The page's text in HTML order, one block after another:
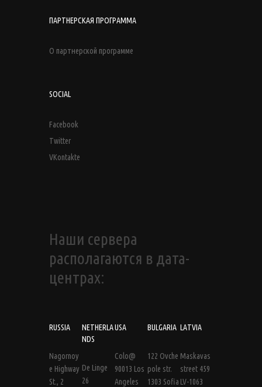
ПАРТНЕРСКАЯ ПРОГРАММА
О партнерской программе
SOCIAL
Facebook
Twitter
VKontakte
Наши сервера
располагаются в дата-
центрах:
RUSSIA
Nagornoy
e Highway
St., 2
NETHERLA
NDS
De Linge
26
USA
Colo@
90013 Los
Angeles
BULGARIA
122 Ovche
pole str.
1303 Sofia
LATVIA
Maskavas
street 459
LV-1063